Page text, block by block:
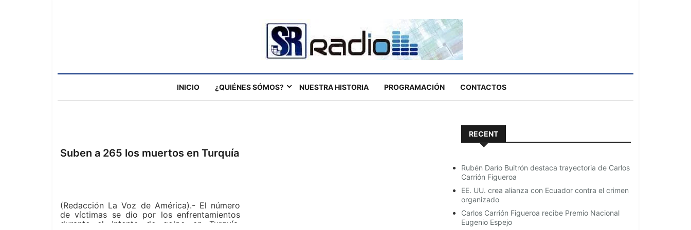
INICIO ¿QUIÉNES SÓMOS? NUESTRA HISTORIA PROGRAMACIÓN CONTACTOS
Suben a 265 los muertos en Turquía
(Redacción La Voz de América).- El número
de víctimas se dio por los enfrentamientos
durante el intento de golpe en Turquía,
RECENT
Rubén Darío Buitrón destaca trayectoria de Carlos
Carrión Figueroa
EE. UU. crea alianza con Ecuador contra el crimen
organizado
Carlos Carrión Figueroa recibe Premio Nacional
Eugenio Espejo